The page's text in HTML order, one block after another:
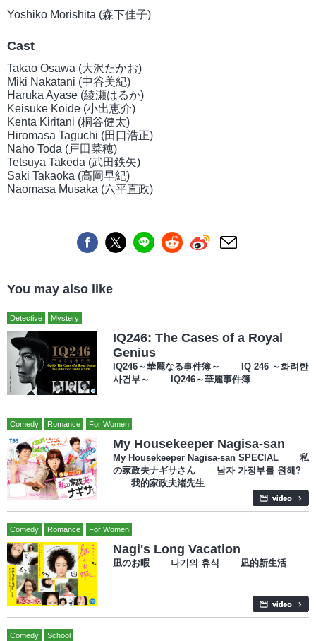
Yoshiko Morishita (森下佳子)
Cast
Takao Osawa (大沢たかお)
Miki Nakatani (中谷美紀)
Haruka Ayase (綾瀬はるか)
Keisuke Koide (小出恵介)
Kenta Kiritani (桐谷健太)
Hiromasa Taguchi (田口浩正)
Naho Toda (戸田菜穂)
Tetsuya Takeda (武田鉄矢)
Saki Takaoka (高岡早紀)
Naomasa Musaka (六平直政)
You may also like
Detective Mystery
IQ246: The Cases of a Royal
Genius
IQ246～華麗なる事件簿～ IQ 246 ～화려한
사건부～ IQ246～華麗事件簿
Comedy Romance For Women
My Housekeeper Nagisa-san
My Housekeeper Nagisa-san SPECIAL 私
の家政夫ナギサさん 남자 가정부를 원해?
我的家政夫渚先生
Comedy Romance For Women
Nagi's Long Vacation
凪のお暇 나기의 휴식 凪的新生活
Comedy School